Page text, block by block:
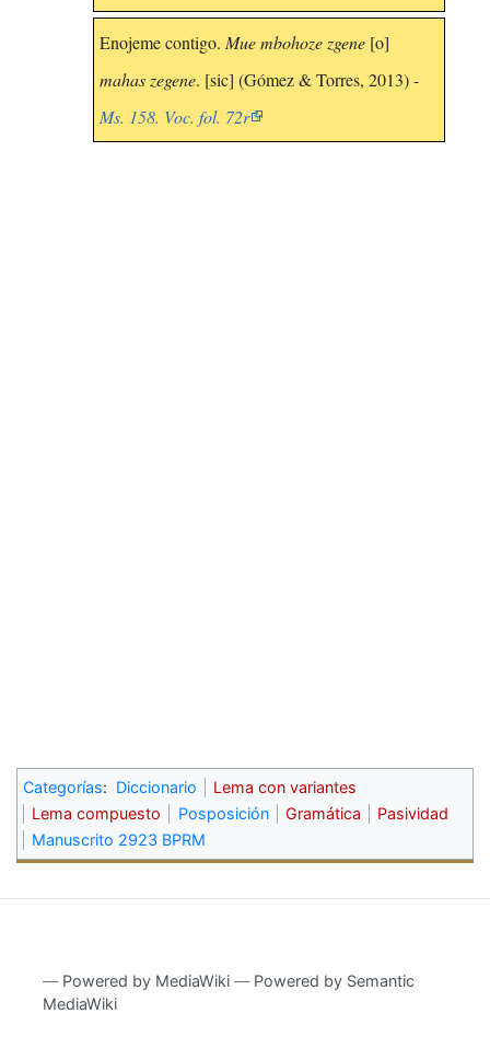
Enojeme contigo. Mue mbohoze zgene [o]
mahas zegene. [sic] (Gómez & Torres, 2013) -
Ms. 158. Voc. fol. 72r
Categorías: Diccionario
Lema con variantes
Lema compuesto
Posposición Gramática
Pasividad
Manuscrito 2923 BPRM
― Powered by MediaWiki ― Powered by Semantic
MediaWiki